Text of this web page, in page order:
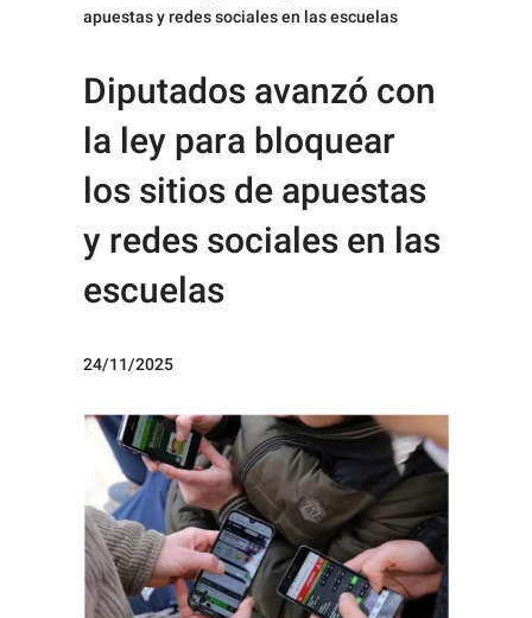
apuestas y redes sociales en las escuelas
Diputados avanzó con
la ley para bloquear
los sitios de apuestas
y redes sociales en las
escuelas
24/11/2025